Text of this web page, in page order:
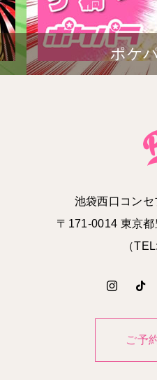
ポケ
池袋西口コンセ
〒171-0014 東京
（
ご予